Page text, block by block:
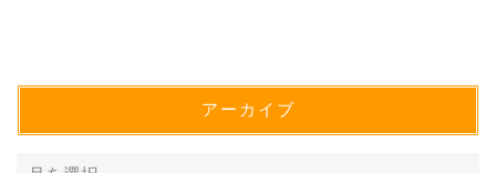
アーカイブ